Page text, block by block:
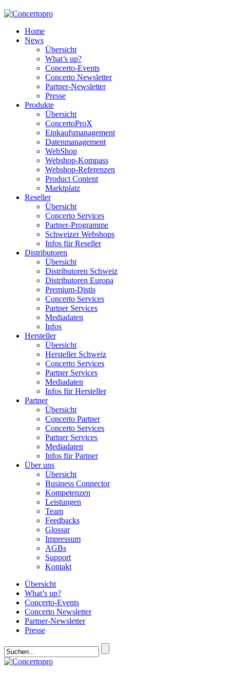
Home
News
Übersicht
What’s up?
Concerto-Events
Concerto Newsletter
Partner-Newsletter
Presse
Produkte
Übersicht
ConcertoProX
Einkaufsmanagement
Datenmanagement
WebShop
Webshop-Kompass
Webshop-Referenzen
Product Content
Marktplatz
Reseller
Übersicht
Concerto Services
Partner-Programme
Schweizer Webshops
Infos für Reseller
Distributoren
Übersicht
Distributoren Schweiz
Distributoren Europa
Premium-Distis
Concerto Services
Partner Services
Mediadaten
Infos
Hersteller
Übersicht
Hersteller Schweiz
Concerto Services
Partner Services
Mediadaten
Infos für Hersteller
Partner
Übersicht
Concerto Partner
Concerto Services
Partner Services
Mediadaten
Infos für Partner
Über uns
Übersicht
Business Connector
Kompetenzen
Leistungen
Team
Feedbacks
Glossar
Impressum
AGBs
Support
Kontakt
Übersicht
What’s up?
Concerto-Events
Concerto Newsletter
Partner-Newsletter
Presse